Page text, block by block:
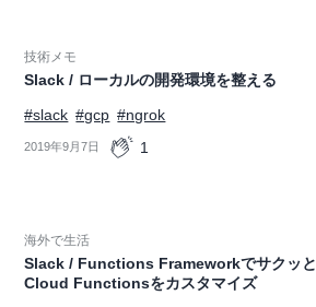
技術メモ
Slack / ローカルの開発環境を整える
#slack #gcp #ngrok
2019年9月7日 1
海外で生活
Slack / Functions Frameworkでサクッと
Cloud Functionsをカスタマイズ